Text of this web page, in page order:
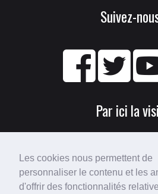
Les cookies nous permettent de
personnaliser le contenu et les
d'offrir des fonctionnalités
Suivez-
Par ici la